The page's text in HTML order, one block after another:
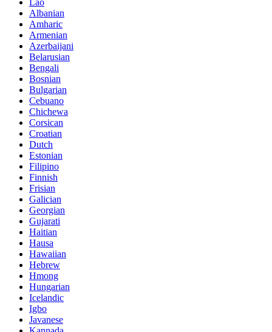
Lao
Albanian
Amharic
Armenian
Azerbaijani
Belarusian
Bengali
Bosnian
Bulgarian
Cebuano
Chichewa
Corsican
Croatian
Dutch
Estonian
Filipino
Finnish
Frisian
Galician
Georgian
Gujarati
Haitian
Hausa
Hawaiian
Hebrew
Hmong
Hungarian
Icelandic
Igbo
Javanese